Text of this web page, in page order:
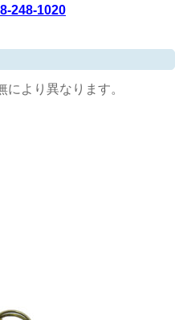
248-1020
より異なります。